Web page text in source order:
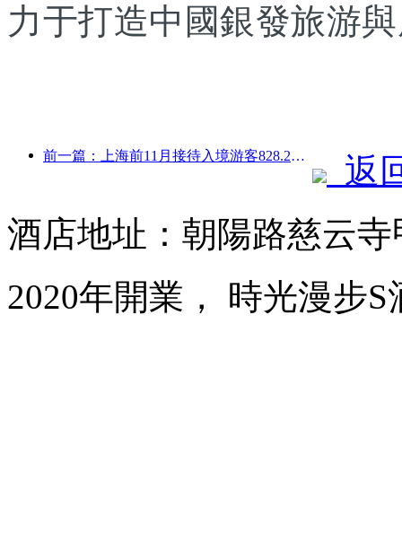
力于打造中國銀發旅游
前一篇：上海前11月接待入境游客828.2萬人次，超越年初預期
返
酒店地址：朝陽路慈云
2020年開業， 時光漫